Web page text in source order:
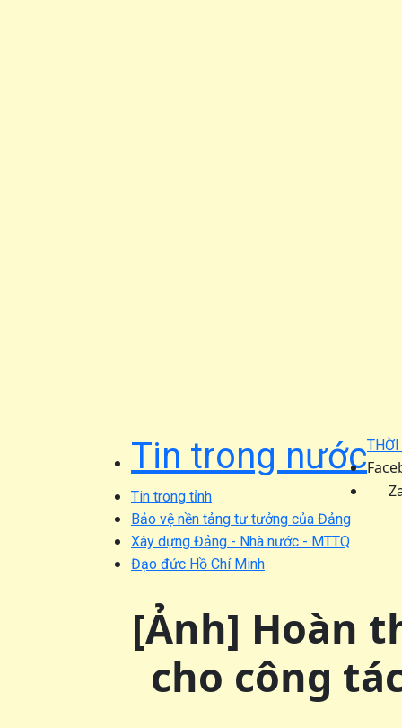
Tin trong nước
Tin trong tỉnh
Bảo vệ nền tảng tư tưởng của Đảng
Xây dựng Đảng - Nhà nước - MTTQ
Đạo đức Hồ Chí Minh
[Ảnh] Hoàn
cho công